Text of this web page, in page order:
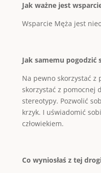
Jak ważne jest
Wsparcie Męża jest
Jak samemu pogodzić
Na pewno skorzystać z
skorzystać z pomocnej
stereotypy. Pozwolić
krzyk. I uświadomić
człowiekiem.
Co wyniosłaś z tej